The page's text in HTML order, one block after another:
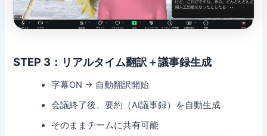
STEP 3：リアルタイム翻訳＋議事録生成
字幕ON → 自動翻訳開始
会議終了後、要約（AI議事録）を自動生成
そのままチームに共有可能